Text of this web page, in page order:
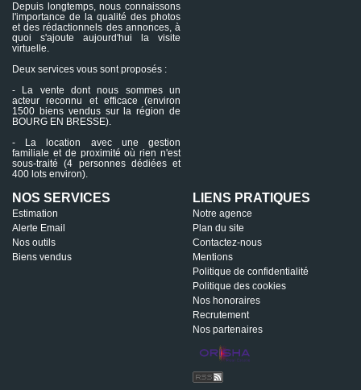
Depuis longtemps, nous connaissons
l'importance de la qualité des photos
et des rédactionnels des annonces, à
quoi s'ajoute aujourd'hui la visite
virtuelle.
Deux services vous sont proposés :
- La vente dont nous sommes un
acteur reconnu et efficace (environ
1500 biens vendus sur la région de
BOURG EN BRESSE).
- La location avec une gestion
familiale et de proximité où rien n'est
sous-traité (4 personnes dédiées et
400 lots environ).
NOS SERVICES
Estimation
Alerte Email
Nos outils
Biens vendus
LIENS PRATIQUES
Notre agence
Plan du site
Contactez-nous
Mentions
Politique de confidentialité
Politique des cookies
Nos honoraires
Recrutement
Nos partenaires